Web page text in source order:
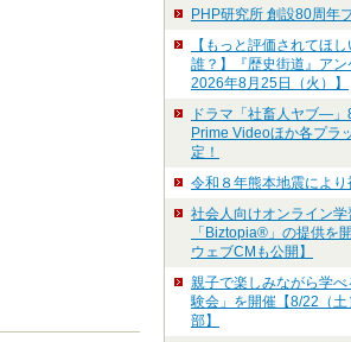
PHP研究所 創設80周年
【もっと評価されてほ
誰？】『歴史街道』アン
2026年8月25日（火）】
ドラマ「社畜人ヤブ―
Prime Videoほか各プラ
定！
令和８年熊本地震によ
社会人向けオンライン学
「Biztopia®」の提供を
ウェブCMも公開】
親子で楽しみながら学
験会」を開催【8/22（
部】